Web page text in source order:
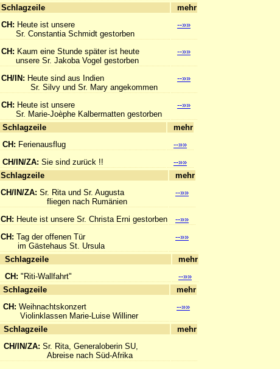
Schlagzeile
mehr
CH: Heute ist unsere
Sr. Constantia Schmidt gestorben
--»»
CH: Kaum eine Stunde später ist heute
unsere Sr. Jakoba Vogel gestorben
--»»
CH/IN: Heute sind aus Indien
Sr. Silvy und Sr. Mary angekommen
--»»
CH: Heute ist unsere
Sr. Marie-Joèphe Kalbermatten gestorben
--»»
Schlagzeile
mehr
CH: Ferienausflug
--»»
CH/IN/ZA: Sie sind zurück !!
--»»
Schlagzeile
mehr
CH/IN/ZA: Sr. Rita und Sr. Augusta
fliegen nach Rumänien
--»»
CH: Heute ist unsere Sr. Christa Erni gestorben
--»»
CH: Tag der offenen Tür
im Gästehaus St. Ursula
--»»
Schlagzeile
mehr
CH: "Riti-Wallfahrt"
--»»
Schlagzeile
mehr
CH: Weihnachtskonzert
Violinklassen Marie-Luise Williner
--»»
Schlagzeile
mehr
CH/IN/ZA: Sr. Rita, Generaloberin SU,
Abreise nach Süd-Afrika